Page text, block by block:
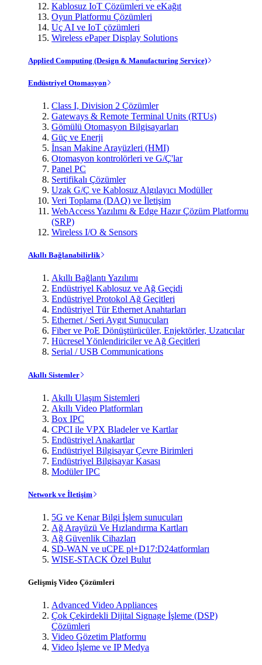
Kablosuz IoT Çözümleri ve eKağıt
Oyun Platformu Çözümleri
Uç AI ve IoT çözümleri
Wireless ePaper Display Solutions
Applied Computing (Design & Manufacturing Service)
Endüstriyel Otomasyon
Class I, Division 2 Çözümler
Gateways & Remote Terminal Units (RTUs)
Gömülü Otomasyon Bilgisayarları
Güç ve Enerji
İnsan Makine Arayüzleri (HMI)
Otomasyon kontrolörleri ve G/Ç'lar
Panel PC
Sertifikalı Çözümler
Uzak G/Ç ve Kablosuz Algılayıcı Modüller
Veri Toplama (DAQ) ve İletişim
WebAccess Yazılımı & Edge Hazır Çözüm Platformu
(SRP)
Wireless I/O & Sensors
Akıllı Bağlanabilirlik
Akıllı Bağlantı Yazılımı
Endüstriyel Kablosuz ve Ağ Geçidi
Endüstriyel Protokol Ağ Geçitleri
Endüstriyel Tür Ethernet Anahtarları
Ethernet / Seri Aygıt Sunucuları
Fiber ve PoE Dönüştürücüler, Enjektörler, Uzatıcılar
Hücresel Yönlendiriciler ve Ağ Geçitleri
Serial / USB Communications
Akıllı Sistemler
Akıllı Ulaşım Sistemleri
Akıllı Video Platformları
Box IPC
CPCI ile VPX Bladeler ve Kartlar
Endüstriyel Anakartlar
Endüstriyel Bilgisayar Çevre Birimleri
Endüstriyel Bilgisayar Kasası
Modüler IPC
Network ve İletişim
5G ve Kenar Bilgi İşlem sunucuları
Ağ Arayüzü Ve Hızlandırma Kartları
Ağ Güvenlik Cihazları
SD-WAN ve uCPE pl+D17:D24atformları
WISE-STACK Özel Bulut
Gelişmiş Video Çözümleri
Advanced Video Appliances
Çok Çekirdekli Dijital Signage İşleme (DSP)
Çözümleri
Video Gözetim Platformu
Video İşleme ve IP Medya